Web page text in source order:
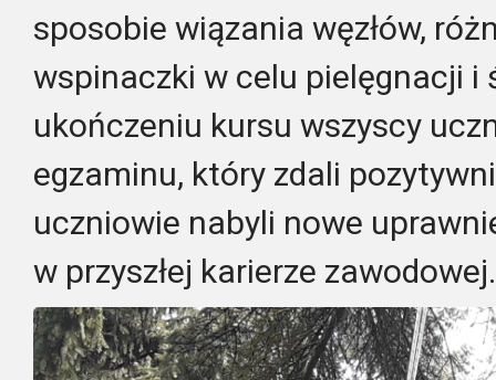
sposobie wiązania węzłów,
wspinaczki w celu pielęgnacji i
ukończeniu kursu wszyscy
egzaminu, który zdali
uczniowie nabyli nowe
w przyszłej karierze zawodowej.